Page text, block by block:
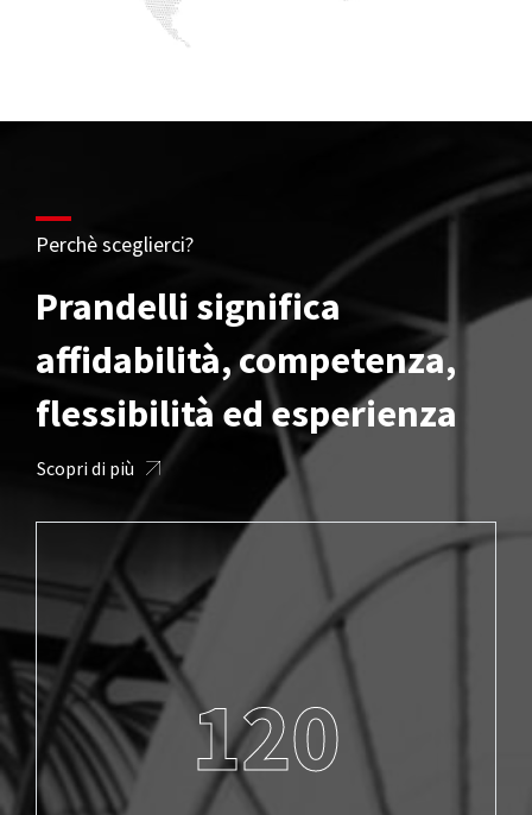
Perchè sceglierci?
Prandelli significa
affidabilità, competenza,
flessibilità ed esperienza
Scopri di più
120